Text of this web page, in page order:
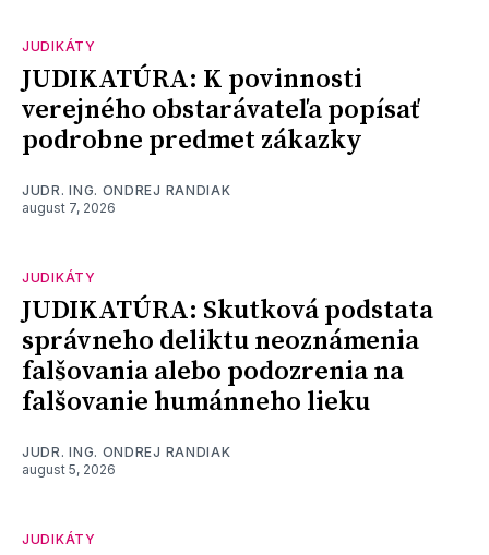
JUDIKÁTY
JUDIKATÚRA: K povinnosti
verejného obstarávateľa popísať
podrobne predmet zákazky
JUDR. ING. ONDREJ RANDIAK
august 7, 2026
JUDIKÁTY
JUDIKATÚRA: Skutková podstata
správneho deliktu neoznámenia
falšovania alebo podozrenia na
falšovanie humánneho lieku
JUDR. ING. ONDREJ RANDIAK
august 5, 2026
JUDIKÁTY